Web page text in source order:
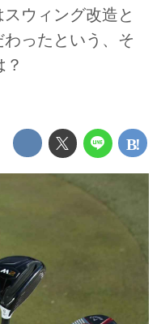
ウィング改造と
ったという、そ